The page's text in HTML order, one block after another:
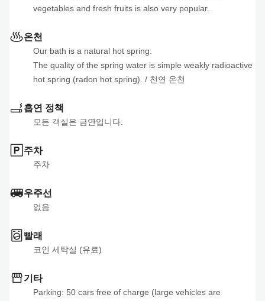
vegetables and fresh fruits is also very popular.
온천
Our bath is a natural hot spring.
The quality of the spring water is simple weakly radioactive
hot spring (radon hot spring). / 천연 온천
흡연 정책
모든 객실은 금연입니다.
주차
주차
우주선
없음
빨래
코인 세탁실 (유료)
기타
Parking: 50 cars free of charge (large vehicles are